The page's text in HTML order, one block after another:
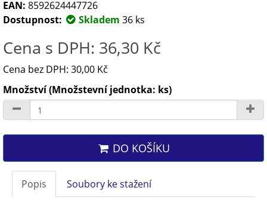
EAN: 8592624447726
Dostupnost:
Skladem 36 ks
Cena s DPH: 36,30 Kč
Cena bez DPH: 30,00 Kč
Množství (Množstevní jednotka: ks)
DO KOŠÍKU
Popis Soubory ke stažení